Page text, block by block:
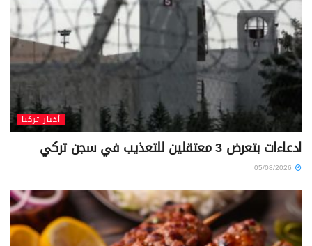
أخبار تركيا
ادعاءات بتعرض 3 معتقلين للتعذيب في سجن تركي